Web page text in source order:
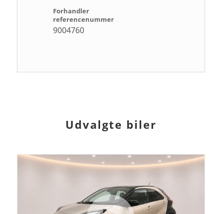
Forhandler
referencenummer
9004760
Udvalgte biler